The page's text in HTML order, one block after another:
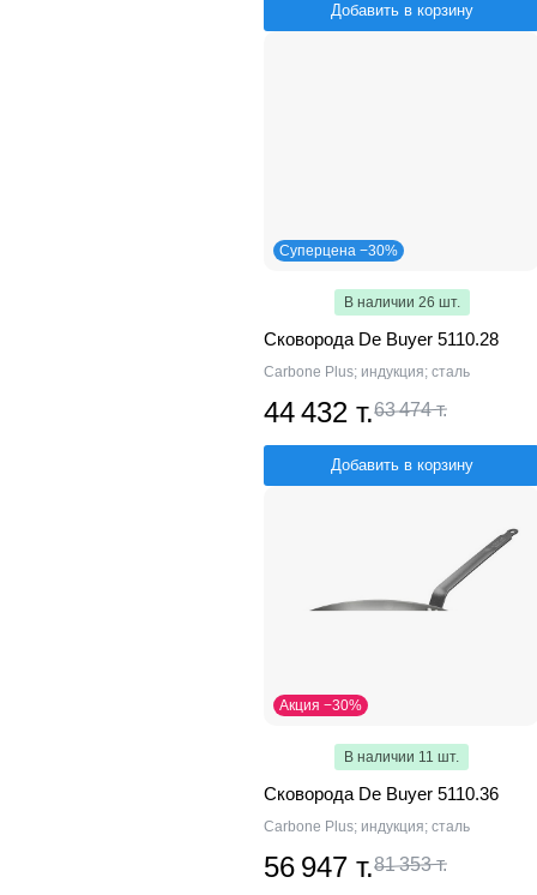
Добавить в корзину
Суперцена −30%
В наличии 26 шт.
Сковорода De Buyer 5110.28
Carbone Plus; индукция; сталь
44 432 т.63 474 т.
Добавить в корзину
Акция −30%
В наличии 11 шт.
Сковорода De Buyer 5110.36
Carbone Plus; индукция; сталь
56 947 т.81 353 т.